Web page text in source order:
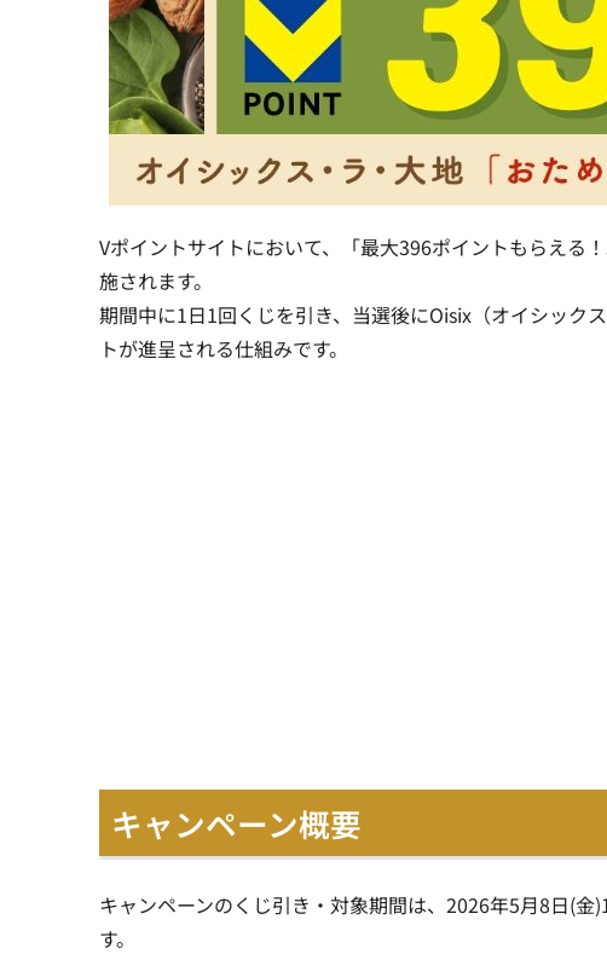
Vポイントサイトにおいて、「最大396ポイントもらえる
施されます。
期間中に1日1回くじを引き、当選後にOisix（オイシック
トが進呈される仕組みです。
キャンペーン概要
キャンペーンのくじ引き・対象期間は、2026年5月8日(
す。